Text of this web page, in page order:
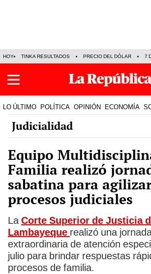
HOY TINKA RESULTADOS PRECIO DEL DÓLAR 7
LO ÚLTIMO POLÍTICA OPINIÓN ECONOMÍA
Judicialidad
Equipo
Familia realizó
sabatina para
procesos judiciales
La Corte Superior de Justicia
Lambayeque realizó una
extraordinaria de atención
julio para brindar respuestas
procesos de familia.